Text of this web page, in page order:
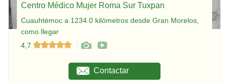
Centro Médico Mujer Roma Sur Tuxpan
Cuauhtémoc a 1234.0 kilómetros desde Gran Morelos,
como llegar
4,7
Contactar